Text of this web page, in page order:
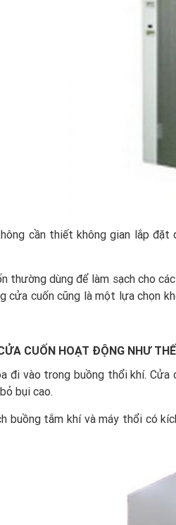
cần thiết không gian lắp
thường dùng để làm sạch cho
cửa cuốn cũng là một lựa chọn
CUỐN HOẠT ĐỘNG NHƯ
đi vào trong buồng thổi khí.
bụi cao.
buồng tắm khí và máy thổi có